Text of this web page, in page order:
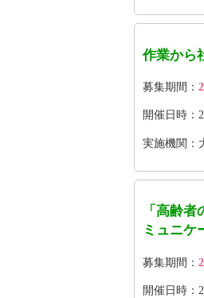
作業から
募集期間：
開催日時：
実施機関：
「高齢
ミュニケ
募集期間：
開催日時：